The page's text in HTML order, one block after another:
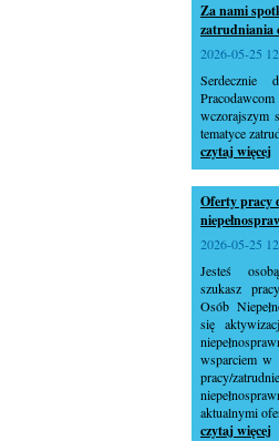
Za nami
zatrudniania
2026-05-25
Serdecznie
wczorajszym
tematyce
czytaj więcej
Oferty pracy
2026-05-25
Jesteś
szukasz
Osób
się
wsparciem w
pracy/
aktualnymi
czytaj więcej